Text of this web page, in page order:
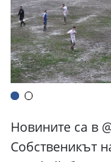
Новините са в
Собственикът